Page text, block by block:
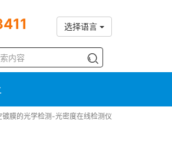
选择语言
镀膜的光学检测-光密度在线检测仪